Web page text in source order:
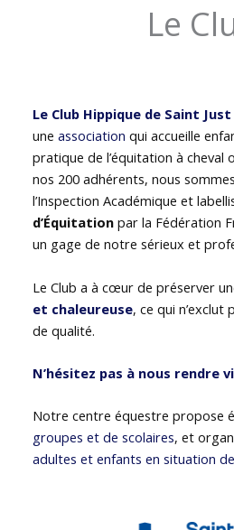
Le
Le Club Hippique de Saint
uneassociation qui accueille
pratique de l’équitation à cheval
nos 200 adhérents, nous
l’Inspection Académique et
d’Équitation par la Fédération
un gage de notre sérieux et
Le Club a à cœur de préserver
et chaleureuse, ce qui n’exclut
de qualité.
N’hésitez pas à nous rendre
Notre centre équestre propose
groupes et de scolaires, et
adultes et enfants en situation